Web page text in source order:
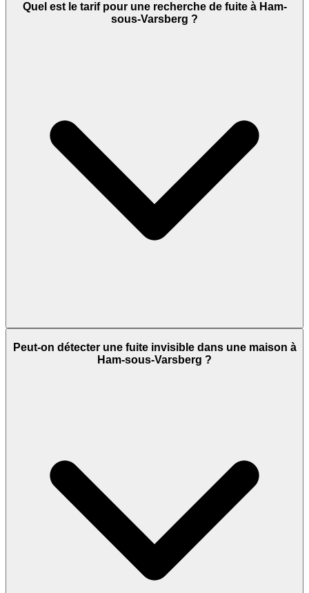
Quel est le tarif pour une recherche de fuite à Ham-
sous-Varsberg ?
Peut-on détecter une fuite invisible dans une maison à
Ham-sous-Varsberg ?